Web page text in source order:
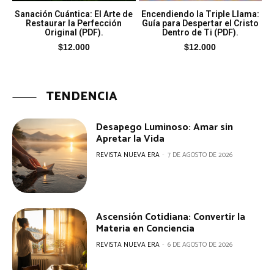
Sanación Cuántica: El Arte de
Restaurar la Perfección
Original (PDF).
$12.000
Encendiendo la Triple Llama:
Guía para Despertar el Cristo
Dentro de Ti (PDF).
$12.000
TENDENCIA
Desapego Luminoso: Amar sin
Apretar la Vida
REVISTA NUEVA ERA - 7 DE AGOSTO DE 2026
Ascensión Cotidiana: Convertir la
Materia en Conciencia
REVISTA NUEVA ERA - 6 DE AGOSTO DE 2026